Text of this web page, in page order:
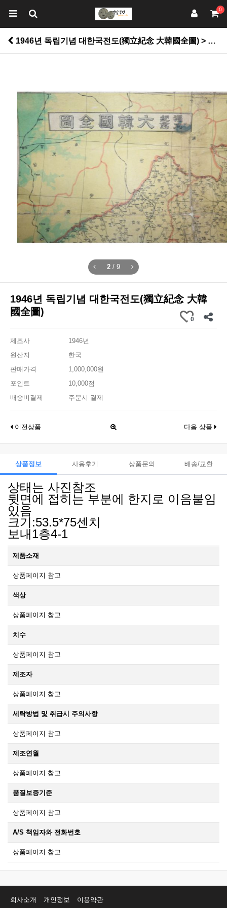
0
1946년 독립기념 대한국전도(獨立紀念 大韓國全圖) > 기타
2 / 9
1946년 독립기념 대한국전도(獨立紀念 大韓
國全圖)
0
제조사
1946년
원산지
한국
판매가격
1,000,000원
포인트
10,000점
배송비결제
주문시 결제
이전상품 다음 상품
상품정보 사용후기 상품문의 배송/교환
상태는 사진참조
뒷면에 접히는 부분에 한지로 이음붙임
있음
크기:53.5*75센치
보내1층4-1
제품소재
상품페이지 참고
색상
상품페이지 참고
치수
상품페이지 참고
제조자
상품페이지 참고
세탁방법 및 취급시 주의사항
상품페이지 참고
제조연월
상품페이지 참고
품질보증기준
상품페이지 참고
A/S 책임자와 전화번호
상품페이지 참고
회사소개 개인정보 이용약관